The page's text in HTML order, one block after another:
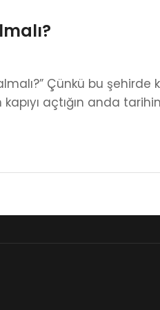
Çünkü bu şehirde
açtığın anda